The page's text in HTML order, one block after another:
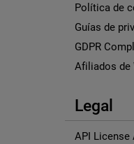
Política de
Guías de
GDPR
Afiliados de
Legal
API License